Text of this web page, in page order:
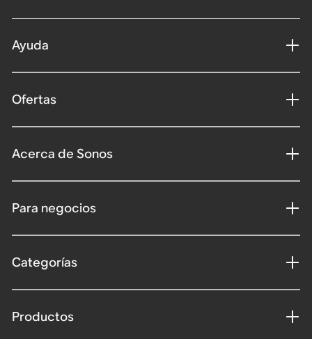
Ayuda
Ofertas
Acerca de Sonos
Para negocios
Categorías
Productos